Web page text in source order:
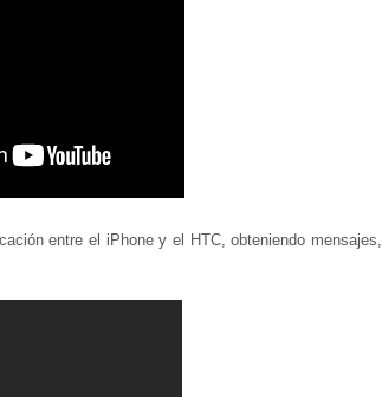
entre el iPhone y el HTC, obteniendo mensajes,